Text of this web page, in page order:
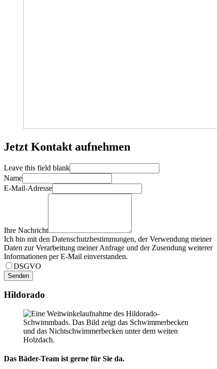
Jetzt Kontakt aufnehmen
Leave this field blank
Name
E-Mail-Adresse
Ihre Nachricht
Ich bin mit den Datenschutzbestimmungen, der Verwendung meiner
Daten zur Verarbeitung meiner Anfrage und der Zusendung weiterer
Informationen per E-Mail einverstanden.
DSGVO
Senden
Hildorado
Das Bäder-Team ist gerne für Sie da.